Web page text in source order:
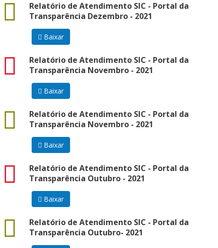
Relatório de Atendimento SIC - Portal da
Transparência Dezembro - 2021
docx
Baixar
Relatório de Atendimento SIC - Portal da
Transparência Novembro - 2021
pdf
Baixar
Relatório de Atendimento SIC - Portal da
Transparência Novembro - 2021
docx
Baixar
Relatório de Atendimento SIC - Portal da
Transparência Outubro - 2021
pdf
Baixar
Relatório de Atendimento SIC - Portal da
Transparência Outubro- 2021
docx